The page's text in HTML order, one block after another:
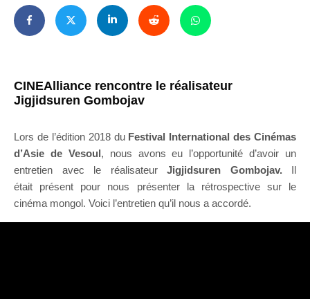
CINEAlliance rencontre le réalisateur
Jigjidsuren Gombojav
Lors de l’édition 2018 du Festival International des Cinémas
d’Asie de Vesoul, nous avons eu l’opportunité d’avoir un
entretien avec le réalisateur Jigjidsuren Gombojav. Il
était présent pour nous présenter la rétrospective sur le
cinéma mongol. Voici l’entretien qu’il nous a accordé.